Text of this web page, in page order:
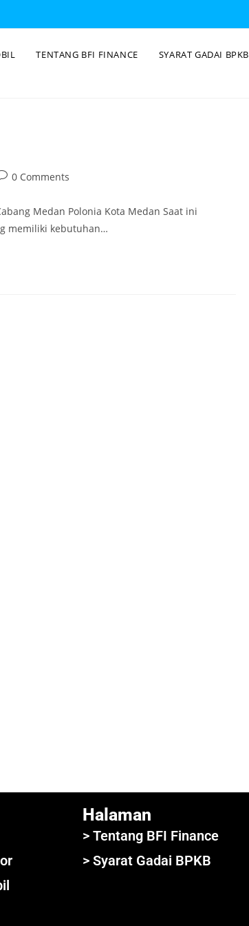
TENTANG BFI FINANCE SYARAT GADAI BPKB
0 Comments
Medan Polonia Kota Medan Saat ini
memiliki kebutuhan…
Halaman
> Tentang BFI Finance
> Syarat Gadai BPKB